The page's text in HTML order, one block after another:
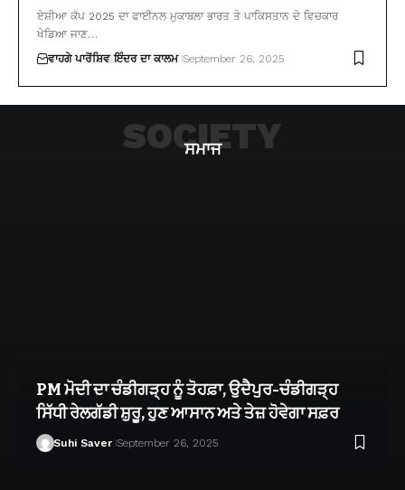
ਏਸ਼ੀਆ ਕੱਪ 2025 ਦਾ ਫਾਈਨਲ ਮੁਕਾਬਲਾ ਭਾਰਤ ਤੇ ਪਾਕਿਸਤਾਨ ਦੇ ਵਿਚਕਾਰ
ਖੇਡਿਆ ਜਾਣ…
ਵਾਹਗੇ ਪਾਰੋਂਸ਼ਿਵ ਇੰਦਰ ਦਾ ਕਾਲਮ September 26, 2025
ਸਮਾਜ
SOCIETY
PM ਮੋਦੀ ਦਾ ਚੰਡੀਗੜ੍ਹ ਨੂੰ ਤੋਹਫ਼ਾ, ਉਦੈਪੁਰ-ਚੰਡੀਗੜ੍ਹ
ਸਿੱਧੀ ਰੇਲਗੱਡੀ ਸ਼ੁਰੂ, ਹੁਣ ਆਸਾਨ ਅਤੇ ਤੇਜ਼ ਹੋਵੇਗਾ ਸਫ਼ਰ
Suhi Saver September 26, 2025